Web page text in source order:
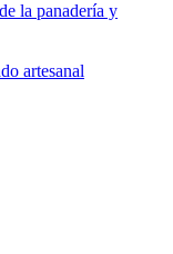
la panadería y
artesanal